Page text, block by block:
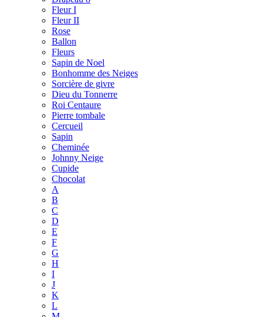
Fleur I
Fleur II
Rose
Ballon
Fleurs
Sapin de Noel
Bonhomme des Neiges
Sorcière de givre
Dieu du Tonnerre
Roi Centaure
Pierre tombale
Cercueil
Sapin
Cheminée
Johnny Neige
Cupide
Chocolat
A
B
C
D
E
F
G
H
I
J
K
L